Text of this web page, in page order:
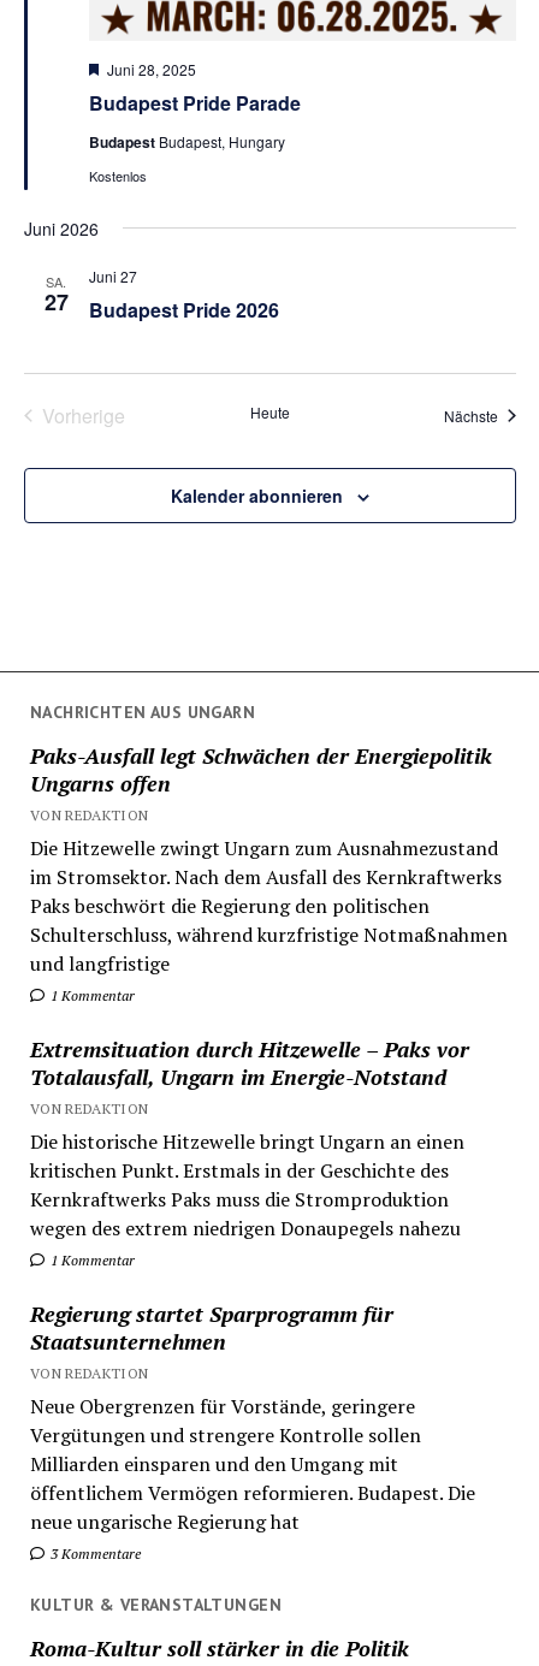
NACHRICHTEN AUS UNGARN
Paks-Ausfall legt Schwächen der Energiepolitik
Ungarns offen
VON REDAKTION
Die Hitzewelle zwingt Ungarn zum Ausnahmezustand
im Stromsektor. Nach dem Ausfall des Kernkraftwerks
Paks beschwört die Regierung den politischen
Schulterschluss, während kurzfristige Notmaßnahmen
und langfristige
1 Kommentar
Extremsituation durch Hitzewelle – Paks vor
Totalausfall, Ungarn im Energie-Notstand
VON REDAKTION
Die historische Hitzewelle bringt Ungarn an einen
kritischen Punkt. Erstmals in der Geschichte des
Kernkraftwerks Paks muss die Stromproduktion
wegen des extrem niedrigen Donaupegels nahezu
1 Kommentar
Regierung startet Sparprogramm für
Staatsunternehmen
VON REDAKTION
Neue Obergrenzen für Vorstände, geringere
Vergütungen und strengere Kontrolle sollen
Milliarden einsparen und den Umgang mit
öffentlichem Vermögen reformieren. Budapest. Die
neue ungarische Regierung hat
3 Kommentare
KULTUR & VERANSTALTUNGEN
Roma-Kultur soll stärker in die Politik
Budapest Pride Parade
Hervorgehoben
Juni 28, 2025
Budapest Budapest, Hungary
Kostenlos
Juni 2026
SA.
27 Budapest Pride 2026
Juni 27
Vorherige
Heute Nächste
Kalender abonnieren